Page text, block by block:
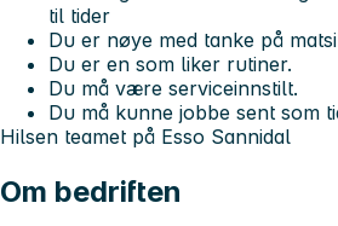
til tider
Du er nøye med tanke på
Du er en som liker rutiner.
Du må være serviceinnstilt.
Du må kunne jobbe sent som
Hilsen teamet på Esso Sannidal
Om bedriften